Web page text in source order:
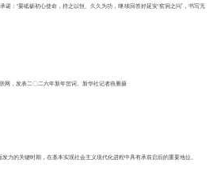
：“要砥砺初心使命，持之以恒、久久为功，继续回答好延安‘窑洞之问’，书写无
网，发表二〇二六年新年贺词。新华社记者燕雁摄
力的关键时期，在基本实现社会主义现代化进程中具有承前启后的重要地位。